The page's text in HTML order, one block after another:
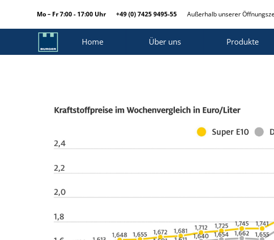
Mo – Fr 7:00 - 17:00 Uhr +49 (0) 7425 9495-55 Außerhalb unserer
Home Über uns Produkte